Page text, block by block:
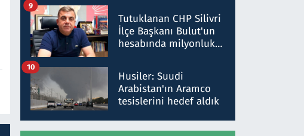
düşürüldüğü" iddiasını
yalanladı
Tutuklanan CHP Silivri
İlçe Başkanı Bulut'un
hesabında milyonluk
talimat verdi, ben
gönderdim
9
Husiler: Suudi
Arabistan'ın Aramco
tesislerini hedef aldık
10